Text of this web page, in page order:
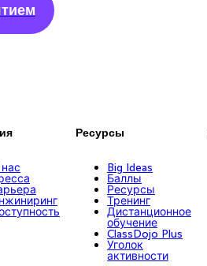
Ресурсы
Big Ideas
Баллы
Ресурсы
Тренинг
Дистанционное
обучение
ClassDojo Plus
Уголок
активности